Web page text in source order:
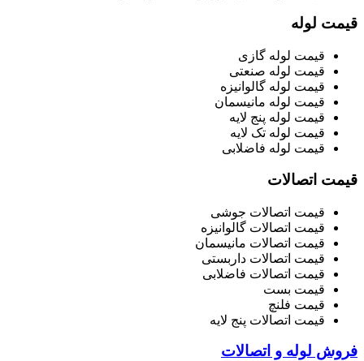
قیمت لوله
قیمت لوله گازی
قیمت لوله صنعتی
قیمت لوله گالوانیزه
قیمت لوله مانیسمان
قیمت لوله پنج لایه
قیمت لوله تک لایه
قیمت لوله فاضلابی
قیمت اتصالات
قیمت اتصالات جوشی
قیمت اتصالات گالوانیزه
قیمت اتصالات مانیسمان
قیمت اتصالات داربستی
قیمت اتصالات فاضلابی
قیمت بست
قیمت فلنچ
قیمت اتصالات پنج لایه
فروش لوله و اتصالات